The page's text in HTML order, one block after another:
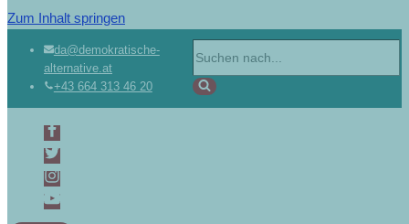
Zum Inhalt springen
da@demokratische-
alternative.at
+43 664 313 46 20